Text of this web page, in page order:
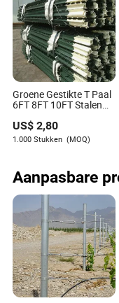
Groene Gestikte T Paal
6FT 8FT 10FT Stalen
US$2,80
1.000 Stukken (MOQ)
Aanpasbare